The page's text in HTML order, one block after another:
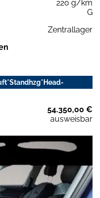
220 g/km
G
Zentrallager
54.350,00 €
ausweisbar